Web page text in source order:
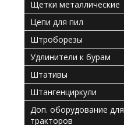
Щетки металлические
Цепи для пил
Штроборезы
Удлинители к бурам
Штативы
Штангенциркули
Доп. оборудование для
тракторов